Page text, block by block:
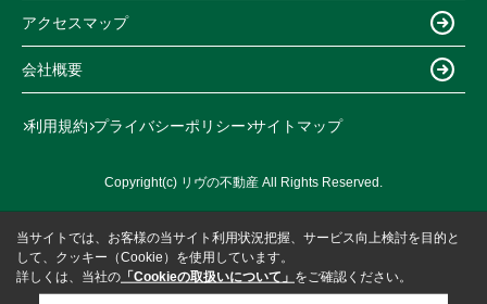
アクセスマップ
会社概要
利用規約 プライバシーポリシー サイトマップ
Copyright(c) リヴの不動産 All Rights Reserved.
当サイトでは、お客様の当サイト利用状況把握、サービス向上検討を目的と
して、クッキー（Cookie）を使用しています。
詳しくは、当社の 「Cookieの取扱いについて」 をご確認ください。